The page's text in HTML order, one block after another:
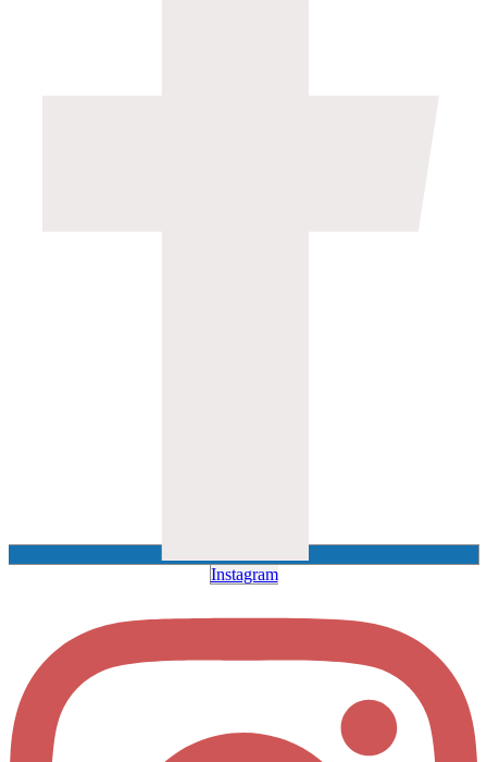
Instagram